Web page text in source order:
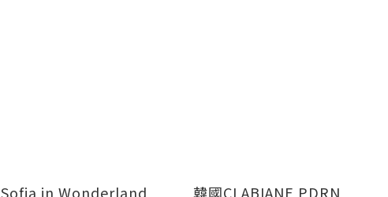
Sofia in Wonderland
韓國CLABIANE PDRN